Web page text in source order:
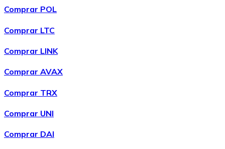
Comprar POL
Comprar LTC
Comprar LINK
Comprar AVAX
Comprar TRX
Comprar UNI
Comprar DAI